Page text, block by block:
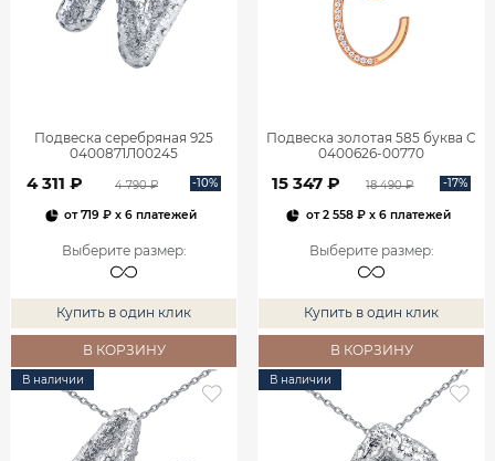
Подвеска серебряная 925
0400871Л00245
4 311 ₽ 4 790 ₽ -10%
от719 ₽ x 6 платежей
Выберите размер:
Купить в один клик
В КОРЗИНУ
Подвеска золотая 585 буква С
0400626-00770
15 347 ₽ 18 490 ₽ -17%
от2 558 ₽x 6 платежей
Выберите размер:
Купить в один клик
В КОРЗИНУ
В наличии В наличии